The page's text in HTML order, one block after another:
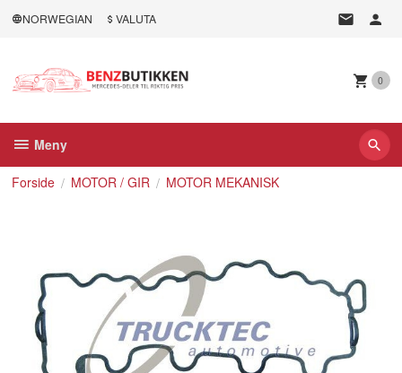
NORWEGIAN VALUTA
0
Meny
Forside MOTOR / GIR MOTOR MEKANISK